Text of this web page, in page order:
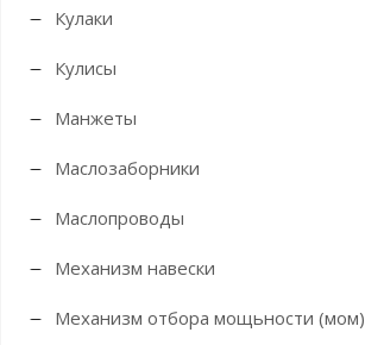
Кулаки
Кулисы
Манжеты
Маслозаборники
Маслопроводы
Механизм навески
Механизм отбора мощьности (мом)